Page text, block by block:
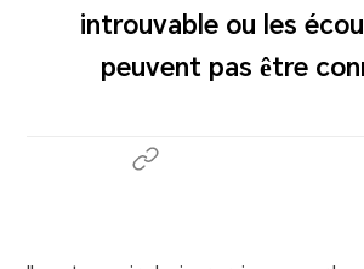
introuvable ou les
peuvent pas être